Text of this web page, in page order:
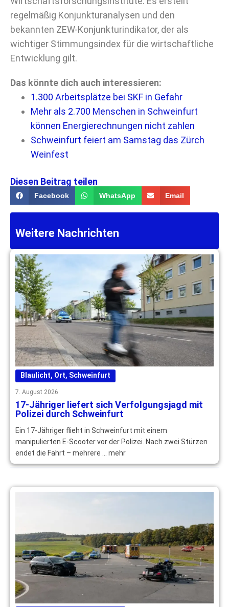
regelmäßig Konjunkturanalysen und den
bekannten ZEW-Konjunkturindikator, der als
wichtiger Stimmungsindex für die wirtschaftliche
Entwicklung gilt.
Das könnte dich auch interessieren:
1.300 Arbeitsplätze bei SKF in Gefahr
Mehr als 2.700 Menschen in Schweinfurt
können Energierechnungen nicht zahlen
Schweinfurt feiert am Samstag das Zürch
Weinfest
Diesen Beitrag teilen
Facebook WhatsApp Email
Weitere Nachrichten
Blaulicht, Ort, Schweinfurt
7. August 2026
17-Jähriger liefert sich Verfolgungsjagd mit
Polizei durch Schweinfurt
Ein 17-Jähriger flieht in Schweinfurt mit einem
manipulierten E-Scooter vor der Polizei. Nach zwei Stürzen
endet die Fahrt – mehrere … mehr